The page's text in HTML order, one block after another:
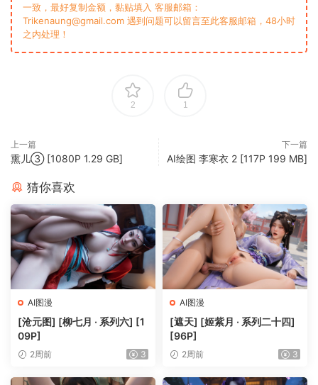
一致，最好复制金额，黏贴填入 客服邮箱：
Trikenaung@gmail.com 遇到问题可以留言至此客服邮箱，48小时
之内处理！
2 1
上一篇
熏儿③ [1080P 1.29 GB]
下一篇
AI绘图 李寒衣 2 [117P 199 MB]
猜你喜欢
AI图漫
[沧元图] [柳七月 · 系列六] [1
09P]
2周前 3
AI图漫
[遮天] [姬紫月 · 系列二十四]
[96P]
2周前 3